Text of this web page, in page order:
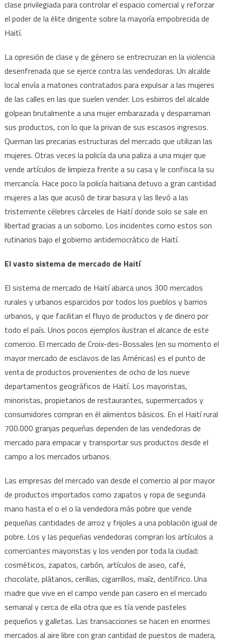
clase privilegiada para controlar el espacio comercial y reforzar
el poder de la élite dirigente sobre la mayoría empobrecida de
Haití.
La opresión de clase y de género se entrecruzan en la violencia
desenfrenada que se ejerce contra las vendedoras. Un alcalde
local envía a matones contratados para expulsar a las mujeres
de las calles en las que suelen vender. Los esbirros del alcalde
golpean brutalmente a una mujer embarazada y desparraman
sus productos, con lo que la privan de sus escasos ingresos.
Queman las precarias estructuras del mercado que utilizan las
mujeres. Otras veces la policía da una paliza a una mujer que
vende artículos de limpieza frente a su casa y le confisca la su
mercancía. Hace poco la policía haitiana detuvo a gran cantidad
mujeres a las que acusó de tirar basura y las llevó a las
tristemente célebres cárceles de Haití donde solo se sale en
libertad gracias a un soborno. Los incidentes como estos son
rutinarios bajo el gobierno antidemocrático de Haití.
El vasto sistema de mercado de Haití
El sistema de mercado de Haití abarca unos 300 mercados
rurales y urbanos esparcidos por todos los pueblos y barrios
urbanos, y que facilitan el fluyo de productos y de dinero por
todo el país. Unos pocos ejemplos ilustran el alcance de este
comercio. El mercado de Croix-des-Bossales (en su momento el
mayor mercado de esclavos de las Américas) es el punto de
venta de productos provenientes de ocho de los nueve
departamentos geográficos de Haití. Los mayoristas,
minoristas, propietarios de restaurantes, supermercados y
consumidores compran en él alimentos básicos. En el Haití rural
700.000 granjas pequeñas dependen de las vendedoras de
mercado para empacar y transportar sus productos desde el
campo a los mercados urbanos.
Las empresas del mercado van desde el comercio al por mayor
de productos importados como zapatos y ropa de segunda
mano hasta el o el o la vendedora más pobre que vende
pequeñas cantidades de arroz y frijoles a una población igual de
pobre. Los y las pequeñas vendedoras compran los artículos a
comerciantes mayoristas y los venden por toda la ciudad:
cosméticos, zapatos, carbón, artículos de aseo, café,
chocolate, plátanos, cerillas, cigarrillos, maíz, dentífrico. Una
madre que vive en el campo vende pan casero en el mercado
semanal y cerca de ella otra que es tía vende pasteles
pequeños y galletas. Las transacciones se hacen en enormes
mercados al aire libre con gran cantidad de puestos de madera,